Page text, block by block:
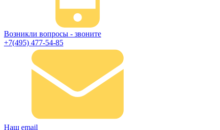
Возникли вопросы - звоните
+7(495) 477-54-85
Наш email